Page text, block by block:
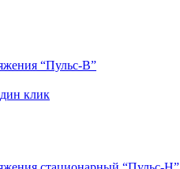
“Пульс-В”
клик